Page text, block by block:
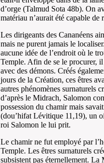
d’orge (Talmud Sota 48b). On
matériau n’aurait été capable
Les dirigeants des Cananéens
mais ne purent jamais le
aucune idée de l’endroit où le
Temple. Afin de se le procurer,
avec des démons. Créés
jours de la Création, ces êtres
autres phénomènes surnaturels
d’après le Midrach, Salomon
possession du chamir mais
(dou’hifat Lévitique 11,19), un
roi Salomon le lui prit.
Le chamir ne fut employé par
Temple. Les êtres surnaturels
subsistent pas éternellement.